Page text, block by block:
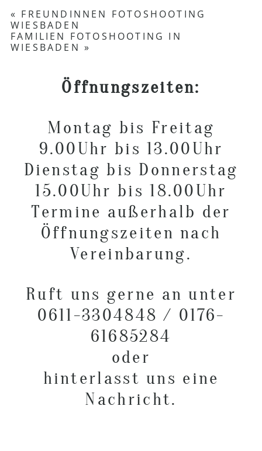
Your email isnever published or shared.
Required fields are marked *
POST COMMENT
« FREUNDINNEN FOTOSHOOTING
WIESBADEN
FAMILIEN FOTOSHOOTING IN
WIESBADEN »
Öffnungszeiten:
Montag bis Freitag
9.00Uhr bis 13.00Uhr
Dienstag bis Donnerstag
15.00Uhr bis 18.00Uhr
Termine außerhalb der
Öffnungszeiten nach
Vereinbarung.
Ruft uns gerne an unter
0611-3304848 / 0176-
61685284
oder
hinterlasst uns eine
Nachricht.